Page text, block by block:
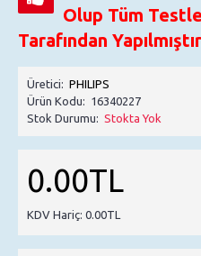
Olup Tüm
Tarafından
Üretici: PHILIPS
Ürün Kodu: 16340227
Stok Durumu: Stokta Yok
0.00TL
KDV Hariç: 0.00TL